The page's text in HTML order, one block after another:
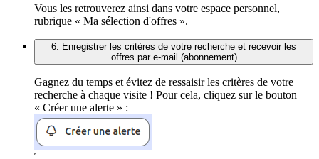
Vous les retrouverez ainsi dans votre espace personnel,
rubrique « Ma sélection d'offres ».
6. Enregistrer les critères de votre recherche et recevoir les
offres par e-mail (abonnement)
Gagnez du temps et évitez de ressaisir les critères de votre
recherche à chaque visite ! Pour cela, cliquez sur le bouton
« Créer une alerte » :